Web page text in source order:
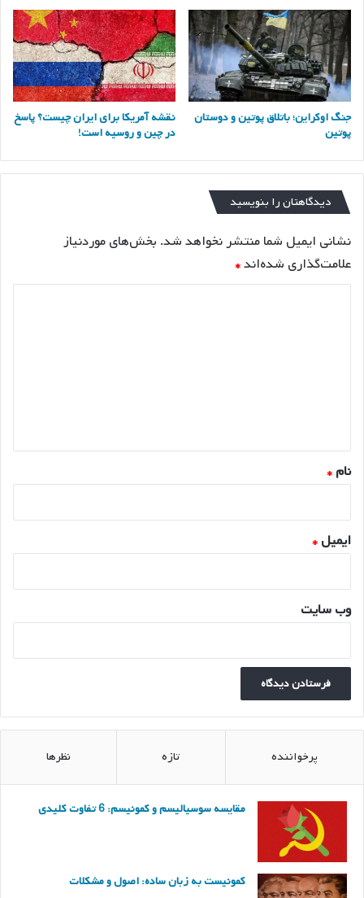
جنگ اوکراین؛ باتلاق پوتین و دوستان
پوتین
نقشه آمریکا برای ایران چیست؟ پاسخ
در چین و روسیه است!
دیدگاهتان را بنویسید
نشانی ایمیل شما منتشر نخواهد شد. بخش‌های موردنیاز
علامت‌گذاری شده‌اند*
نام*
ایمیل*
وب‌ سایت
پرخواننده تازه نظرها
مقایسه سوسیالیسم و کمونیسم: 6 تفاوت کلیدی
کمونیست به زبان ساده: اصول و مشکلات